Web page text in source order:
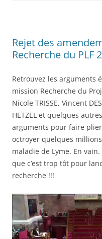
Rejet des
Recherche du PLF
Retrouvez les arguments
mission Recherche du
Nicole TRISSE, Vincent
HETZEL et quelques
arguments pour faire
octroyer quelques
maladie de Lyme. En
que c’est trop tôt pour
recherche !!!